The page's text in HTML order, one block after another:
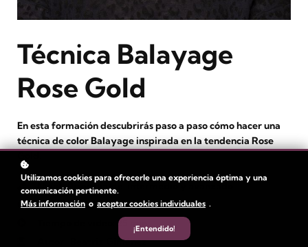
Técnica Balayage
Rose Gold
En esta formación descubrirás paso a paso cómo hacer una
técnica de color Balayage inspirada en la tendencia Rose
Nivel
: Principiante, intermedio y avanzado
Duración:1 hora
Tiempo de video: 25 min
: Beatriz Giménez
Utilizamos cookies para ofrecerle una experiencia óptima y una
comunicación pertinente.
Más información o aceptar cookies individuales .
¡Entendido!